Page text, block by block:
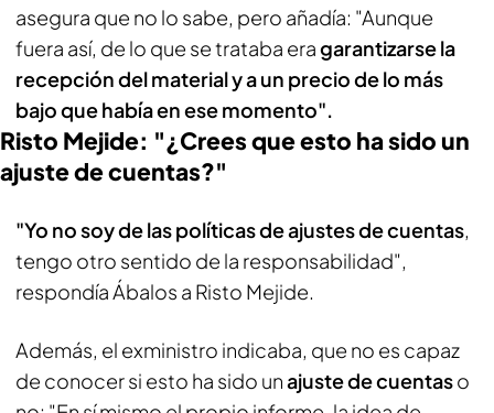
asegura que no lo sabe, pero añadía: "Aunque
fuera así, de lo que se trataba eragarantizarse la
recepción del material y a un precio de lo más
bajo que había en ese momento".
Risto Mejide: "¿Crees que esto ha sido un
ajuste de cuentas?"
"Yo no soy de las políticas de ajustes de cuentas,
tengo otro sentido de la responsabilidad",
respondía Ábalos a Risto Mejide.
Además, el exministro indicaba, que no es capaz
de conocer si esto ha sido unajuste de cuentaso